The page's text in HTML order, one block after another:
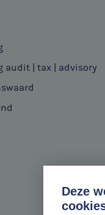
Deze
audit | tax | advisory